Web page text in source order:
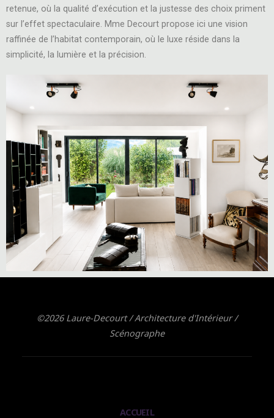
retenue, où la qualité d’exécution et la justesse des choix priment
sur l’effet spectaculaire. Mme Decourt propose ici une vision
raffinée de l’habitat contemporain, où le luxe réside dans la
simplicité, la lumière et la précision.
©2026 Laure-Decourt / Architecture d'Intérieur /
Scénographe
ACCUEIL